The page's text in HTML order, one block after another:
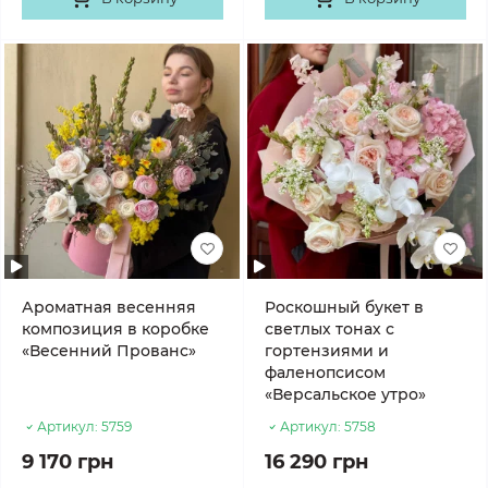
Ароматная весенняя
композиция в коробке
«Весенний Прованс»
Артикул: 5759
9 170 грн
Роскошный букет в
светлых тонах с
гортензиями и
фаленопсисом
«Версальское утро»
Артикул: 5758
16 290 грн